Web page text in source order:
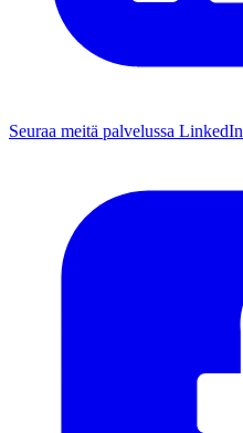
Seuraa meitä palvelussa LinkedIn